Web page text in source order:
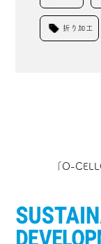
折り加工
「O-